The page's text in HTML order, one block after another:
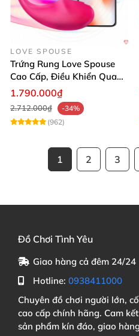
LOVE SPOUSE
Trứng Rung Love Spouse
Cao Cấp, Điều Khiển Qua
App, Tình Yêu Sôi Động
1.790.000₫
2.712.000₫
-34%
(962)
1 2 3
Đồ Chơi Tình Yêu
Giao hàng cả đêm 24/24
Hotline: 0938411000
Chuyên đồ chơi người lớn,
cao cấp chính hãng. Cam
sản phẩm kín đáo, giao